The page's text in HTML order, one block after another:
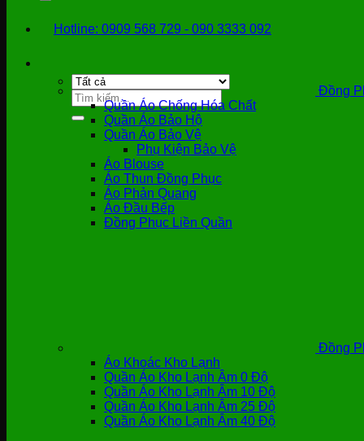
Hotline: 0909 568 729 - 090 3333 092
Tìm
kiếm:
Đồng
Quần Áo Chống Hóa Chất
Quần Áo Bảo Hộ
Quần Áo Bảo Vệ
Phụ Kiện Bảo Vệ
Áo Blouse
Áo Thun Đồng Phục
Áo Phản Quang
Áo Đầu Bếp
Đồng Phục Liền Quần
Đồng
Áo Khoác Kho Lạnh
Quần Áo Kho Lạnh Âm 0 Độ
Quần Áo Kho Lạnh Âm 10 Độ
Quần Áo Kho Lạnh Âm 25 Độ
Quần Áo Kho Lạnh Âm 40 Độ